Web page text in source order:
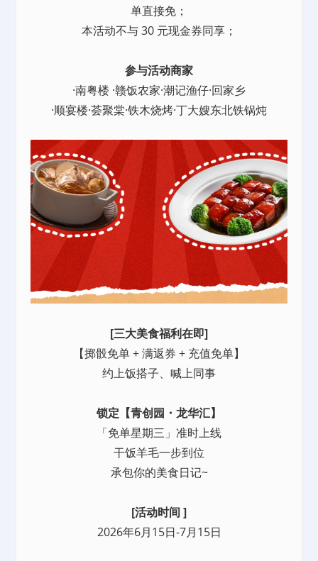
单直接免；
本活动不与 30 元现金券同享；
参与活动商家
·南粤楼 ·赣饭农家·潮记渔仔·回家乡
·顺宴楼·荟聚棠·铁木烧烤·丁大嫂东北铁锅炖
[三大美食福利在即]
【掷骰免单 + 满返券 + 充值免单】
约上饭搭子、喊上同事
锁定【青创园・龙华汇】
「免单星期三」准时上线
干饭羊毛一步到位
承包你的美食日记~
[活动时间 ]
2026年6月15日-7月15日